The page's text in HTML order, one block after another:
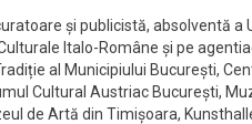
și publicistă, absolventă a
Italo-Române și pe
al Municipiului București,
Cultural Austriac București,
de Artă din Timișoara,